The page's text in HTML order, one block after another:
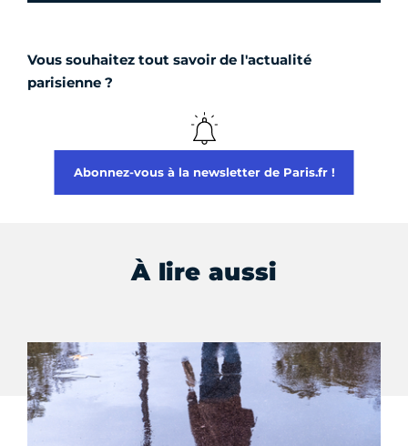
Vous souhaitez tout savoir de l'actualité
parisienne ?
Abonnez-vous à la newsletter de Paris.fr !
À lire aussi